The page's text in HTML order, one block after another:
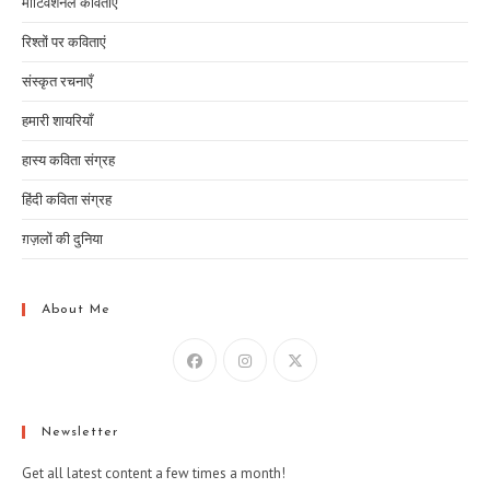
रिश्तों पर कविताएं
संस्कृत रचनाएँ
हमारी शायरियाँ
हास्य कविता संग्रह
हिंदी कविता संग्रह
ग़ज़लों की दुनिया
About Me
Newsletter
Get all latest content a few times a month!